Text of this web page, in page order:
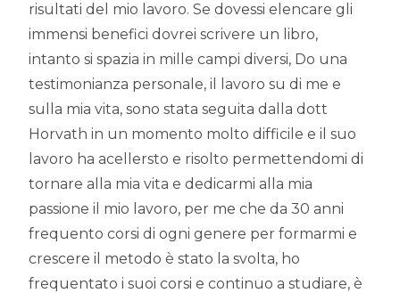
risultati del mio lavoro. Se dovessi elencare gli
immensi benefici dovrei scrivere un libro,
intanto si spazia in mille campi diversi, Do una
testimonianza personale, il lavoro su di me e
sulla mia vita, sono stata seguita dalla dott
Horvath in un momento molto difficile e il suo
lavoro ha acellersto e risolto permettendomi di
tornare alla mia vita e dedicarmi alla mia
passione il mio lavoro, per me che da 30 anni
frequento corsi di ogni genere per formarmi e
crescere il metodo è stato la svolta, ho
frequentato i suoi corsi e continuo a studiare, è